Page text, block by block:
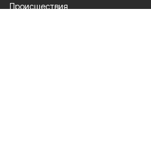
Происшествия